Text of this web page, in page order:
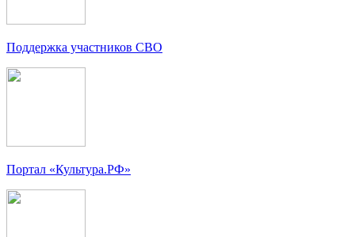
Поддержка участников СВО
Портал «Культура.РФ»